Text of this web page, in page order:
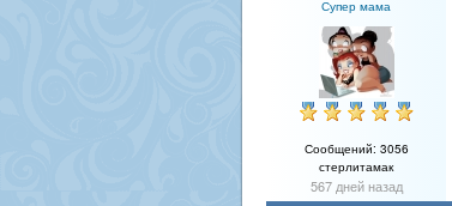
Супер мама
Сообщений: 3056
стерлитамак
567 дней назад